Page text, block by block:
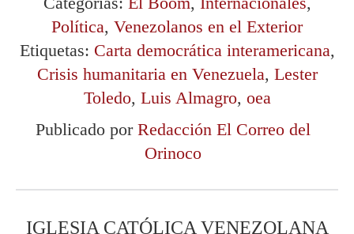
Política, Venezolanos en el Exterior
Etiquetas: Carta democrática interamericana,
Crisis humanitaria en Venezuela, Lester
Toledo, Luis Almagro, oea
Publicado por Redacción El Correo del
Orinoco
IGLESIA CATÓLICA VENEZOLANA